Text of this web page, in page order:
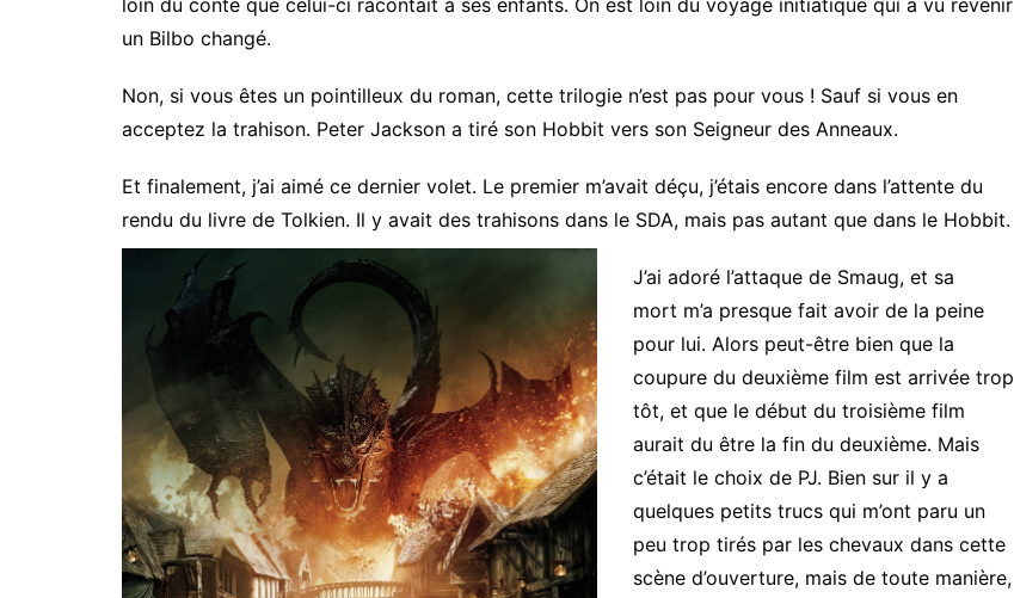
loin du conte que celui-ci racontait à ses enfants. On est loin du voyage initiatique qui a vu revenir
un Bilbo changé.
Non, si vous êtes un pointilleux du roman, cette trilogie n’est pas pour vous ! Sauf si vous en
acceptez la trahison. Peter Jackson a tiré son Hobbit vers son Seigneur des Anneaux.
Et finalement, j’ai aimé ce dernier volet. Le premier m’avait déçu, j’étais encore dans l’attente du
rendu du livre de Tolkien. Il y avait des trahisons dans le SDA, mais pas autant que dans le Hobbit.
J’ai adoré l’attaque de Smaug, et sa
mort m’a presque fait avoir de la peine
pour lui. Alors peut-être bien que la
coupure du deuxième film est arrivée trop
tôt, et que le début du troisième film
aurait du être la fin du deuxième. Mais
c’était le choix de PJ. Bien sur il y a
quelques petits trucs qui m’ont paru un
peu trop tirés par les chevaux dans cette
scène d’ouverture, mais de toute manière,